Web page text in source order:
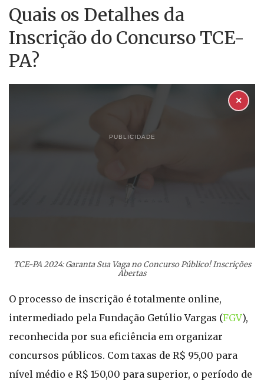
Quais os Detalhes da
Inscrição do Concurso TCE-
PA?
PUBLICIDADE
✕
TCE-PA 2024: Garanta Sua Vaga no Concurso Público! Inscrições
Abertas
O processo de inscrição é totalmente online,
intermediado pela Fundação Getúlio Vargas (FGV),
reconhecida por sua eficiência em organizar
concursos públicos. Com taxas de R$ 95,00 para
nível médio e R$ 150,00 para superior, o período de